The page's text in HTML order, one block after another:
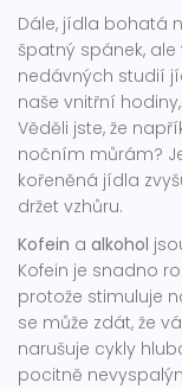
Dále, jídla bohatá
špatný spánek,
nedávných studií
naše vnitřní
Věděli jste, že
nočním můrám?
kořeněná jídla
držet vzhůru.
Kofein a alkohol
Kofein je snadno
protože stimuluje
se může zdát, že
narušuje cykly
pocitně